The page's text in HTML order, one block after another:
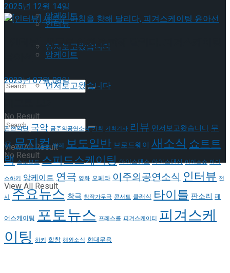
앙케이트
먼저보고왔습니다
No Result
View All Result
인터뷰
앙케이트
먼저보고왔습니다
No Result
View All Result
2025년 12월 14일
[인터뷰] 새로운 아침을 향해 달리다, 피겨스케이팅
2023년 07월 08일
관현악단 국악 금주의공연소식 기획 기획기사 리뷰 먼저보고왔습니다 무
용뮤지컬 발레 보도일반 브로드웨이 새소식쇼트트
랙 스노보드 스피드스케이팅 아이스댄스 아이스댄싱 아이스쇼 아이
스하키 앙케이트 연극 영화 오페라 이주의공연소식 인터뷰 전
시 주요뉴스 창극 창작가무극 콘서트 클래식 타이틀 판소리 페
어스케이팅 포토뉴스 프레스콜 피겨스케이티 피겨스케
이팅 하키 합창 해외소식 현대무용